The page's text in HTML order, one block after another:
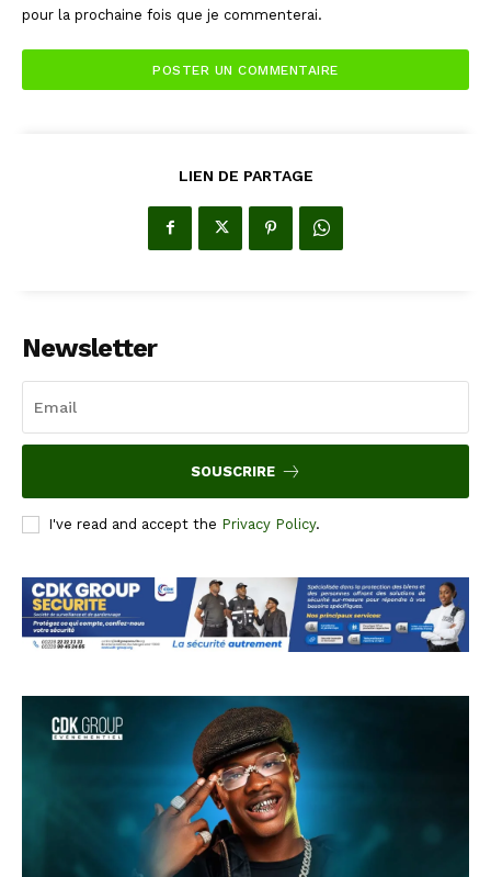
pour la prochaine fois que je commenterai.
LIEN DE PARTAGE
Newsletter
SOUSCRIRE
I've read and accept the Privacy Policy.